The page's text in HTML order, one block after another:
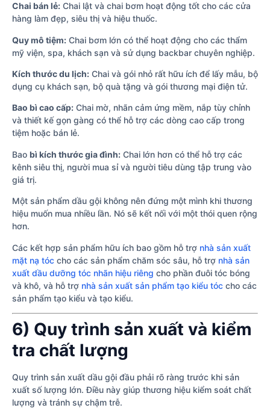
Chai bán lẻ: Chai lật và chai bơm hoạt động tốt cho các cửa
hàng làm đẹp, siêu thị và hiệu thuốc.
Quy mô tiệm: Chai bơm lớn có thể hoạt động cho các thẩm
mỹ viện, spa, khách sạn và sử dụng backbar chuyên nghiệp.
Kích thước du lịch: Chai và gói nhỏ rất hữu ích để lấy mẫu, bộ
dụng cụ khách sạn, bộ quà tặng và gói thương mại điện tử.
Bao bì cao cấp: Chai mờ, nhãn cảm ứng mềm, nắp tùy chỉnh
và thiết kế gọn gàng có thể hỗ trợ các dòng cao cấp trong
tiệm hoặc bán lẻ.
Bao bì kích thước gia đình: Chai lớn hơn có thể hỗ trợ các
kênh siêu thị, người mua sỉ và người tiêu dùng tập trung vào
giá trị.
Một sản phẩm dầu gội không nên đứng một mình khi thương
hiệu muốn mua nhiều lần. Nó sẽ kết nối với một thói quen rộng
hơn.
Các kết hợp sản phẩm hữu ích bao gồm hỗ trợ nhà sản xuất
mặt nạ tóc cho các sản phẩm chăm sóc sâu, hỗ trợ nhà sản
xuất dầu dưỡng tóc nhãn hiệu riêng cho phần đuôi tóc bóng
và khô, và hỗ trợ nhà sản xuất sản phẩm tạo kiểu tóc cho các
sản phẩm tạo kiểu và tạo kiểu.
6) Quy trình sản xuất và kiểm
tra chất lượng
Quy trình sản xuất dầu gội đầu phải rõ ràng trước khi sản
xuất số lượng lớn. Điều này giúp thương hiệu kiểm soát chất
lượng và tránh sự chậm trễ.